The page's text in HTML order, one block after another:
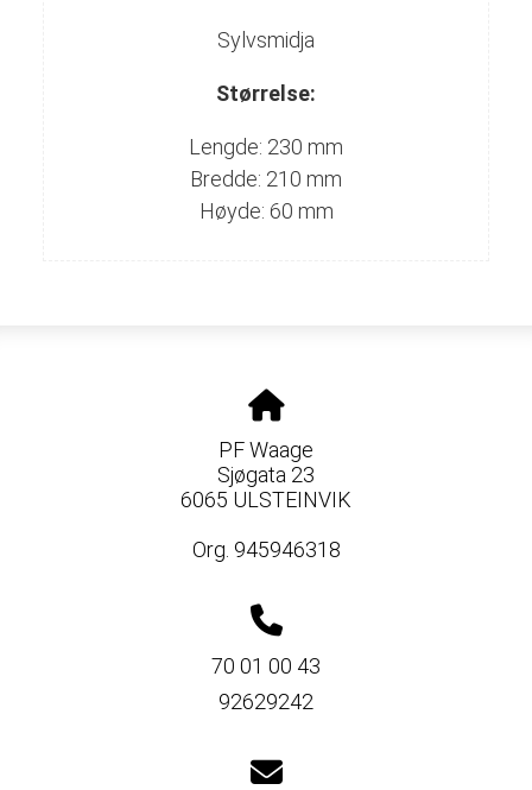
Sylvsmidja
Størrelse:
Lengde: 230 mm
Bredde: 210 mm
Høyde: 60 mm
PF Waage
Sjøgata 23
6065 ULSTEINVIK
Org. 945946318
70 01 00 43
92629242